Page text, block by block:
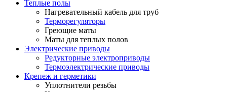
Теплые полы
Нагревательный кабель для труб
Терморегуляторы
Греющие маты
Маты для теплых полов
Электрические приводы
Редукторные электроприводы
Термоэлектрические приводы
Крепеж и герметики
Уплотнители резьбы